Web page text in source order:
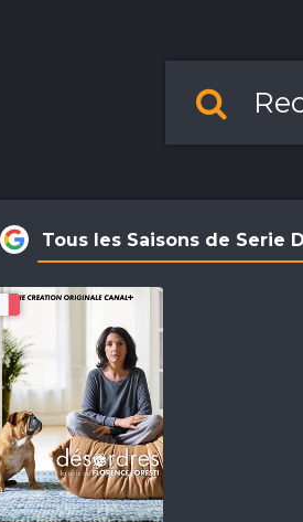
Tous les Saisons de Serie